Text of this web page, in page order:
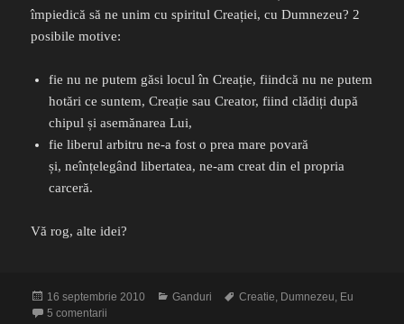
împiedică să ne unim cu spiritul Creației, cu Dumnezeu? 2
posibile motive:
fie nu ne putem găsi locul în Creație, fiindcă nu ne putem
hotări ce suntem, Creație sau Creator, fiind clădiți după
chipul și asemănarea Lui,
fie liberul arbitru ne-a fost o prea mare povară
și, neînțelegând libertatea, ne-am creat din el propria
carceră.
Vă rog, alte idei?
Publicat
pe
16 septembrie 2010 Categorii
Ganduri Etichete
Creatie Dumnezeu Eu
5 comentarii